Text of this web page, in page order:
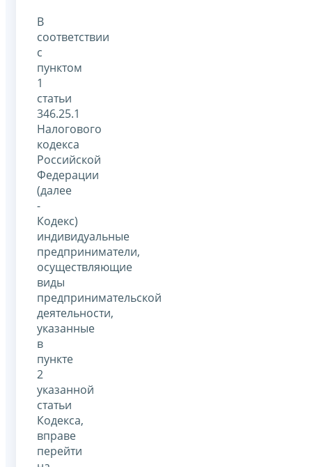
В
соответствии
с
пунктом
1
статьи
346.25.1
Налогового
кодекса
Российской
Федерации
(далее
-
Кодекс)
индивидуальные
предприниматели,
осуществляющие
виды
предпринимательской
деятельности,
указанные
в
пункте
2
указанной
статьи
Кодекса,
вправе
перейти